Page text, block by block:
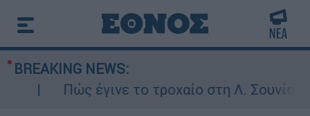
BREAKING NEWS:
Πώς έγινε το τροχαίο στη Λ. Σουνίου: